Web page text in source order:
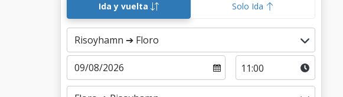
Ida y vuelta Solo Ida